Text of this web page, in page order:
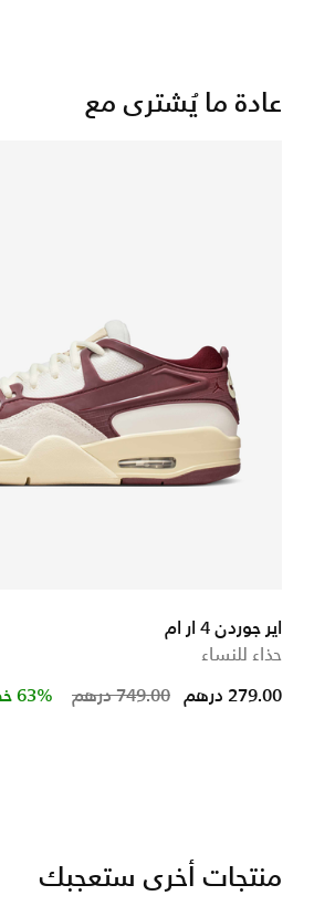
عادة ما يُشترى مع
اير جوردن 4 ار ام
حذاء للنساء
Price reduced from749.00 درهم to 279.00 درهم 63% خصم
منتجات أخرى ستعجبك